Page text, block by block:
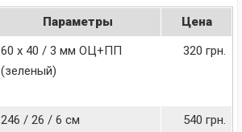
Параметры
Цена
60 х 40 / 3 мм ОЦ+ПП
(зеленый)
320 грн.
246 / 26 / 6 см
540 грн.